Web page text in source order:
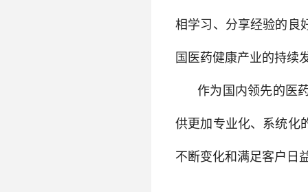
相学习、分享经验的良
国医药健康产业的持续
作为国内领先的医
供更加专业化、系统化
不断变化和满足客户日